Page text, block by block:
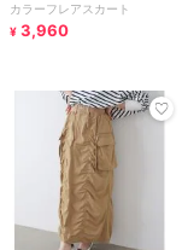
カラーフレアスカート
¥ 3,960